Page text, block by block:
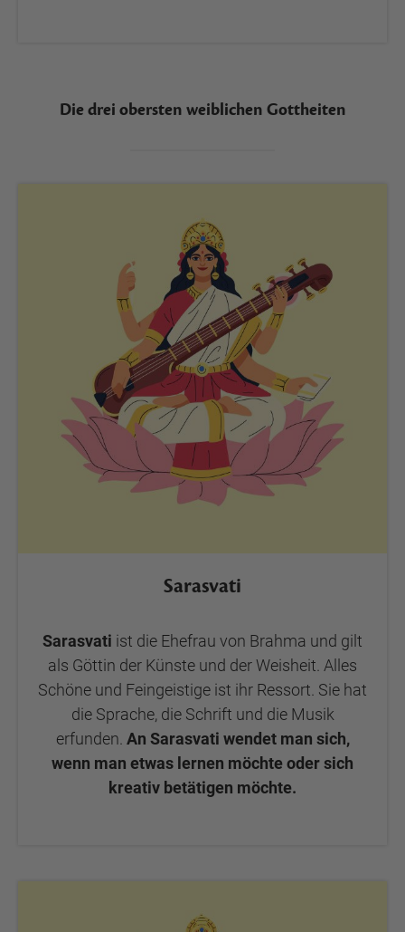
Die drei obersten weiblichen Gottheiten
Sarasvati
Sarasvati ist die Ehefrau von Brahma und gilt
als Göttin der Künste und der Weisheit. Alles
Schöne und Feingeistige ist ihr Ressort. Sie hat
die Sprache, die Schrift und die Musik
erfunden. An Sarasvati wendet man sich,
wenn man etwas lernen möchte oder sich
kreativ betätigen möchte.